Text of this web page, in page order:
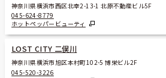
神奈川県横浜市西区北幸2-13-1 北原不動産ビル5F
045-624-8779
ホットペッパービューティ
LOST CITY 二俣川
神奈川県横浜市旭区本村町102-5 博栄ビル2F
045-520-3226